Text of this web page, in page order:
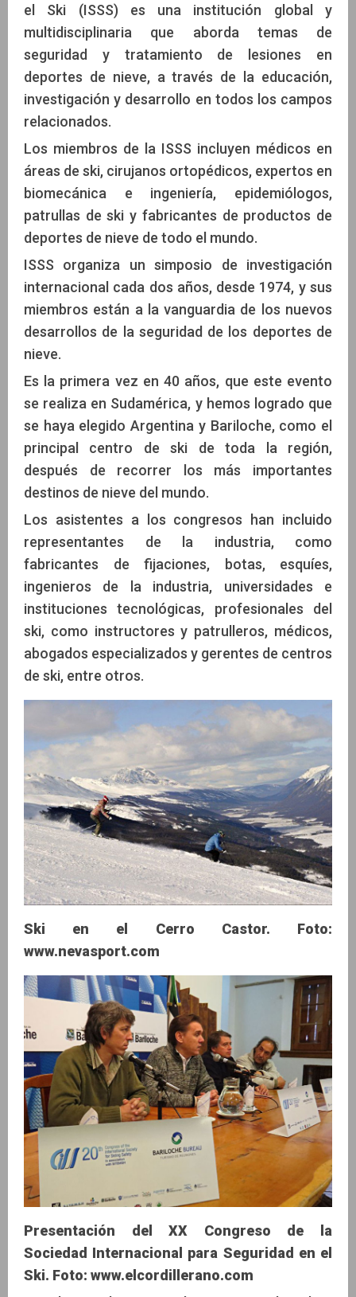
el Ski (ISSS) es una institución global y
multidisciplinaria que aborda temas de
seguridad y tratamiento de lesiones en
deportes de nieve, a través de la educación,
investigación y desarrollo en todos los campos
relacionados.
Los miembros de la ISSS incluyen médicos en
áreas de ski, cirujanos ortopédicos, expertos en
biomecánica e ingeniería, epidemiólogos,
patrullas de ski y fabricantes de productos de
deportes de nieve de todo el mundo.
ISSS organiza un simposio de investigación
internacional cada dos años, desde 1974, y sus
miembros están a la vanguardia de los nuevos
desarrollos de la seguridad de los deportes de
nieve.
Es la primera vez en 40 años, que este evento
se realiza en Sudamérica, y hemos logrado que
se haya elegido Argentina y Bariloche, como el
principal centro de ski de toda la región,
después de recorrer los más importantes
destinos de nieve del mundo.
Los asistentes a los congresos han incluido
representantes de la industria, como
fabricantes de fijaciones, botas, esquíes,
ingenieros de la industria, universidades e
instituciones tecnológicas, profesionales del
ski, como instructores y patrulleros, médicos,
abogados especializados y gerentes de centros
de ski, entre otros.
Ski en el Cerro Castor. Foto:
www.nevasport.com
Presentación del XX Congreso de la
Sociedad Internacional para Seguridad en el
Ski. Foto: www.elcordillerano.com